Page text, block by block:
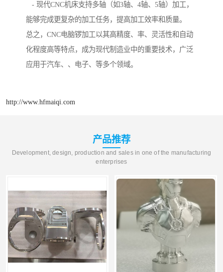
- 现代CNC机床支持多轴（如3轴、4轴、5轴）加工，
能够完成更复杂的加工任务，提高加工效率和质量。
总之，CNC电脑锣加工以其高精度、率、灵活性和自动
化程度高等特点，成为现代制造业中的重要技术，广泛
应用于汽车、、电子、等多个领域。
http://www.hfmaiqi.com
产品推荐
Development, design, production and sales in one of the manufacturing
enterprises